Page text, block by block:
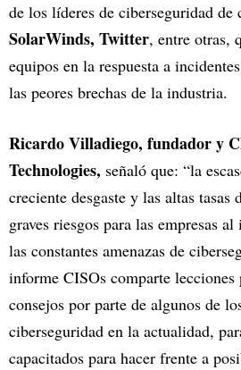
de los líderes de ciberseguridad de
SolarWinds, Twitter, entre otras,
equipos en la respuesta a
las peores brechas de la industria.
Ricardo Villadiego, fundador y
Technologies, señaló que: “la
creciente desgaste y las altas tasas
graves riesgos para las empresas
las constantes amenazas de
informe CISOs comparte lecciones
consejos por parte de algunos de
ciberseguridad en la actualidad,
capacitados para hacer frente a